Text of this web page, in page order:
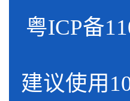
粤ICP备
建议使用